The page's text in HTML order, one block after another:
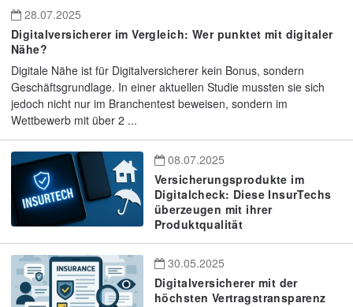
28.07.2025
Digitalversicherer im Vergleich: Wer punktet mit digitaler
Nähe?
Digitale Nähe ist für Digitalversicherer kein Bonus, sondern
Geschäftsgrundlage. In einer aktuellen Studie mussten sie sich
jedoch nicht nur im Branchentest beweisen, sondern im
Wettbewerb mit über 2 ...
08.07.2025
Versicherungsprodukte im
Digitalcheck: Diese InsurTechs
überzeugen mit ihrer
Produktqualität
30.05.2025
Digitalversicherer mit der
höchsten Vertragstransparenz